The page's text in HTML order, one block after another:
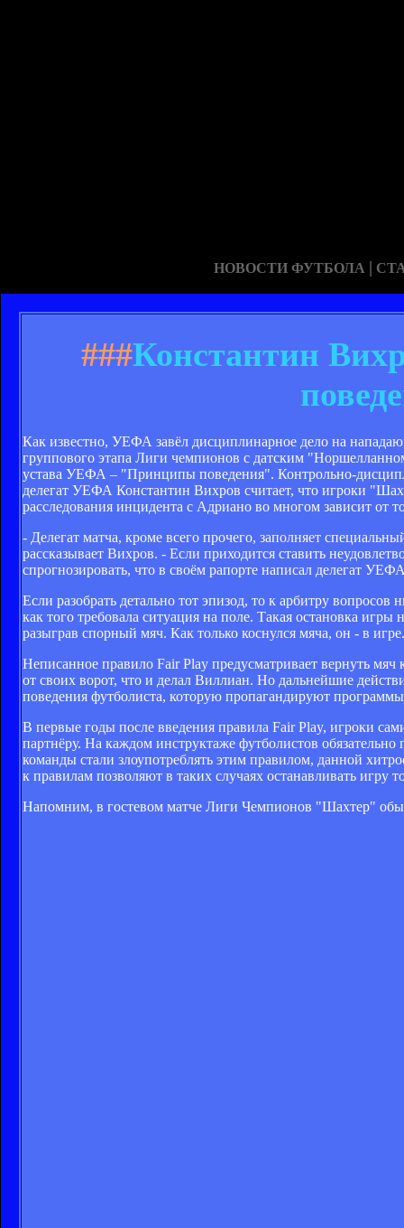
НОВОСТИ ФУТБОЛА |
###Константин
Как известно, УЕФА завёл дисциплинарное дело на
группового этапа Лиги чемпионов с датским
устава УЕФА – "Принципы поведения". Контрольно-
делегат УЕФА Константин Вихров считает, что игроки
расследования инцидента с Адриано во многом зависит от
- Делегат матча, кроме всего прочего, заполняет
рассказывает Вихров. - Если приходится ставить
спрогнозировать, что в своём рапорте написал делегат
Если разобрать детально тот эпизод, то к арбитру
как того требовала ситуация на поле. Такая остановка
разыграв спорный мяч. Как только коснулся мяча, он - в игре.
Неписанное правило Fair Play предусматривает вернуть
от своих ворот, что и делал Виллиан. Но дальнейшие
поведения футболиста, которую пропагандируют
В первые годы после введения правила Fair Play, игроки
партнёру. На каждом инструктаже футболистов
команды стали злоупотреблять этим правилом, данной
к правилам позволяют в таких случаях останавливать игру
Напомним, в гостевом матче Лиги Чемпионов "Шахтер"